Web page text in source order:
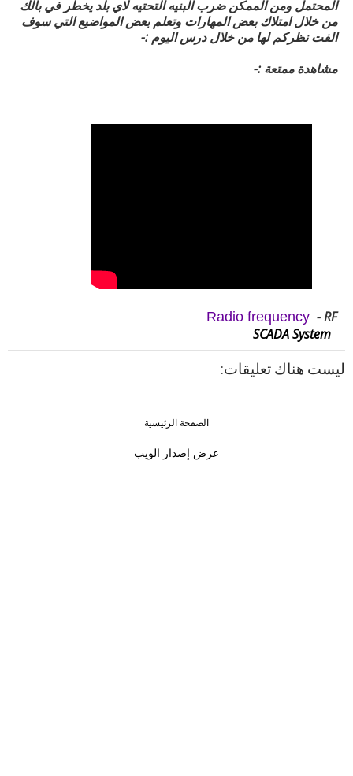
المحتمل ومن الممكن ضرب البنيه التحتيه لاي بلد يخطر في بالك
من خلال امتلاك بعض المهارات وتعلم بعض المواضيع التي سوف
الفت نظركم لها من خلال درس اليوم :-
مشاهدة ممتعة :-
RF -
Radio frequency
ليست هناك تعليقات:
الصفحة الرئيسية
عرض إصدار الويب